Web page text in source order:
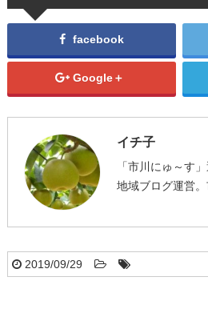
facebook
Google＋
イチ子
「市川にゅ～す
地域ブログ運営。
2019/09/29